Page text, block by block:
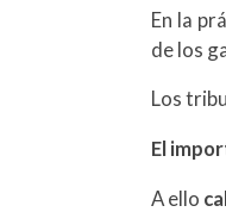
En la
de los
Los
El
A ello